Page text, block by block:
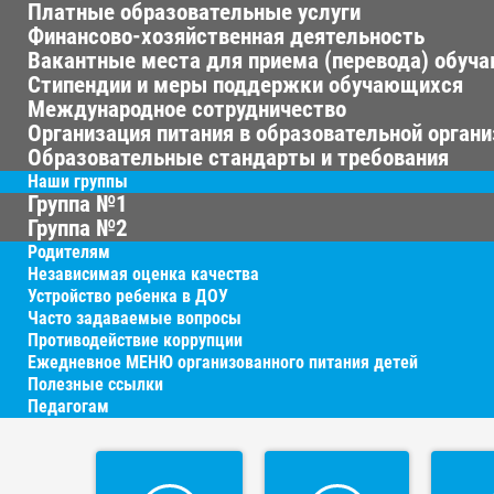
Платные образовательные услуги
Финансово-хозяйственная деятельность
Вакантные места для приема (перевода)
Стипендии и меры поддержки обучающихся
Международное сотрудничество
Организация питания в образовательной
Образовательные стандарты и требования
Наши группы
Группа №1
Группа №2
Родителям
Независимая оценка качества
Устройство ребенка в ДОУ
Часто задаваемые вопросы
Противодействие коррупции
Ежедневное МЕНЮ организованного питания детей
Полезные ссылки
Педагогам